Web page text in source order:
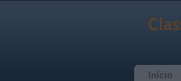
Início